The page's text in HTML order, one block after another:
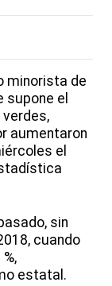
minorista de
supone el
aumentaron
el
sin
cuando
estatal.